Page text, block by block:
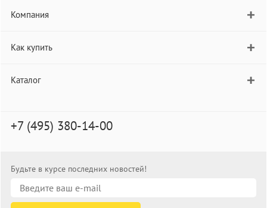
Компания
Как купить
Каталог
+7 (495) 380-14-00
Будьте в курсе последних новостей!